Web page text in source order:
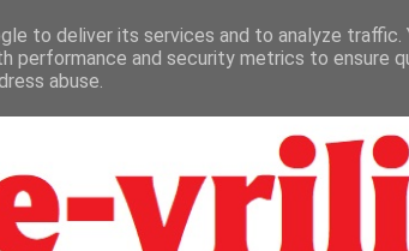
to deliver its services and to analyze traffic.
performance and security metrics to ensure
abuse.